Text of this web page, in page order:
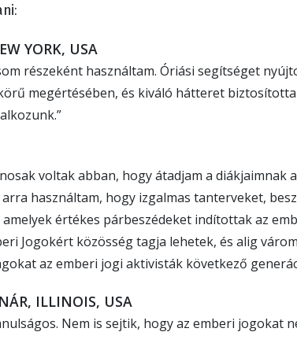
YORK, USA
részeként használtam. Óriási segítséget
megértésében, és kiváló hátteret
voltak abban, hogy átadjam a diákjaimnak
használtam, hogy izgalmas tanterveket,
értékes párbeszédeket indítottak az
Jogokért közösség tagja lehetek, és alig
az emberi jogi aktivisták következő
ILLINOIS, USA
Nem is sejtik, hogy az emberi jogokat